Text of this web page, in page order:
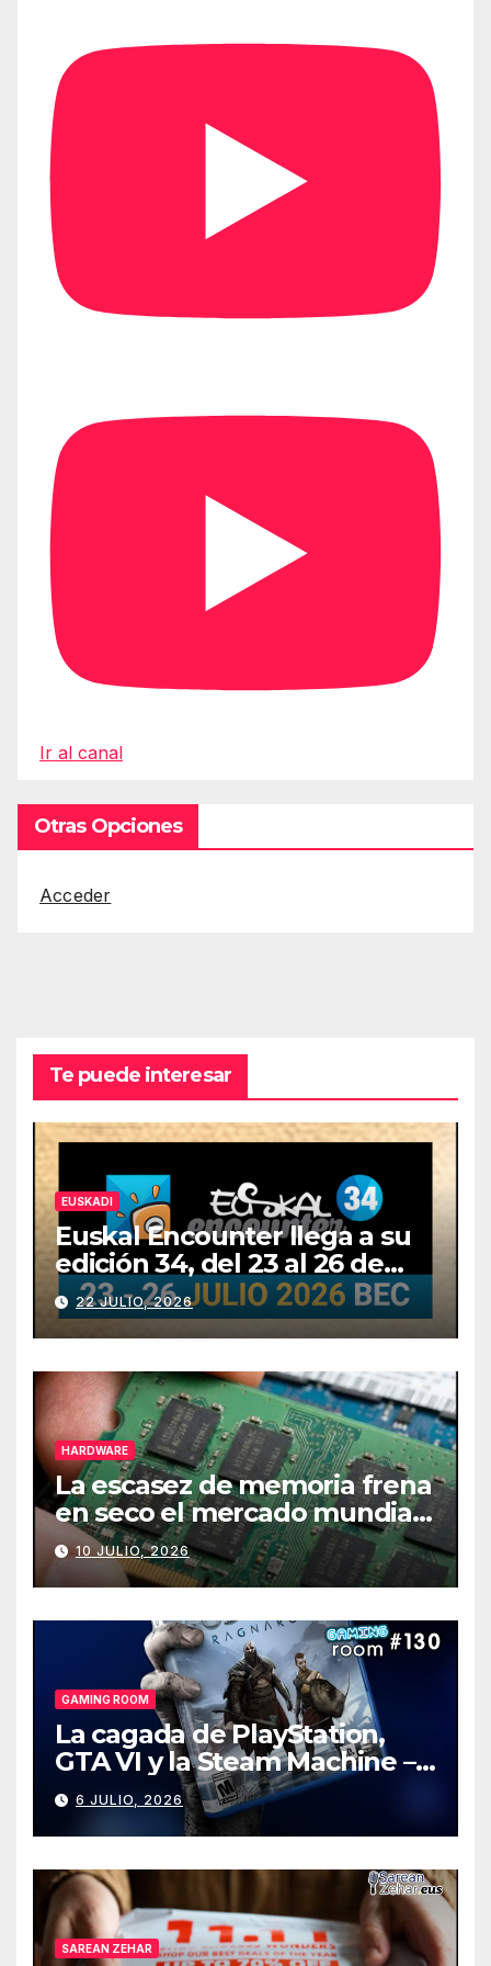
Ir al canal
Otras Opciones
Acceder
Te puede interesar
EUSKADI
Euskal Encounter llega a su
edición 34, del 23 al 26 de
julio
22 JULIO, 2026
HARDWARE
La escasez de memoria frena
en seco el mercado mundial
de PCs
10 JULIO, 2026
GAMING ROOM
La cagada de PlayStation,
GTA VI y la Steam Machine –
Gaming Room #130
6 JULIO, 2026
SAREAN ZEHAR